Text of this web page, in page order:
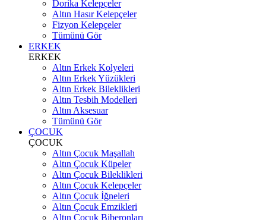
Dorika Kelepçeler
Altın Hasır Kelepçeler
Fizyon Kelepçeler
Tümünü Gör
ERKEK
ERKEK
Altın Erkek Kolyeleri
Altın Erkek Yüzükleri
Altın Erkek Bileklikleri
Altın Tesbih Modelleri
Altın Aksesuar
Tümünü Gör
ÇOCUK
ÇOCUK
Altın Çocuk Maşallah
Altın Çocuk Küpeler
Altın Çocuk Bileklikleri
Altın Çocuk Kelepçeler
Altın Çocuk İğneleri
Altın Çocuk Emzikleri
Altın Çocuk Biberonları